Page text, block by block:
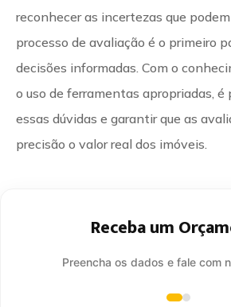
reconhecer as incertezas que
processo de avaliação é o primeiro
decisões informadas. Com o
o uso de ferramentas apropriadas,
essas dúvidas e garantir que as
precisão o valor real dos imóveis.
Receba um
Preencha os dados e fale com